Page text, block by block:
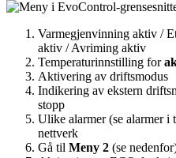
Varmegjenvinning aktiv /
aktiv / Avriming aktiv
Temperaturinnstilling for
Aktivering av driftsmodus
Indikering av ekstern
stopp
Ulike alarmer (se alarmer i
nettverk
Gå til Meny 2 (se